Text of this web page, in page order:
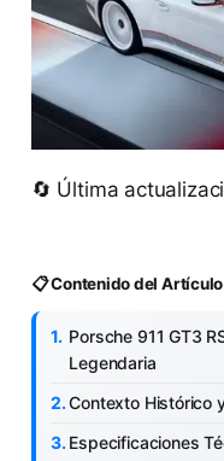
🔄 Última
📋 Contenido del Artículo
Porsche 911 GT3
Legendaria
Contexto Histórico
Especificaciones